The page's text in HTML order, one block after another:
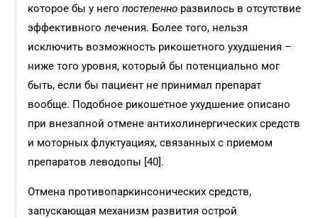
которое бы у негопостепенно развилось в отсутствие
эффективного лечения. Более того, нельзя
исключить возможность рикошетного ухудшения –
ниже того уровня, который бы потенциально мог
быть, если бы пациент не принимал препарат
вообще. Подобное рикошетное ухудшение описано
при внезапной отмене антихолинергических средств
и моторных флуктуациях, связанных с приемом
препаратов леводопы [40].
Отмена противопаркинсонических средств,
запускающая механизм развития острой